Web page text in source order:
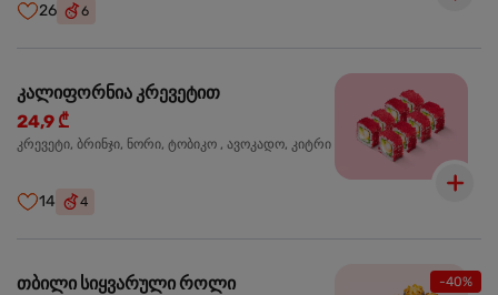
26 6
კალიფორნია კრევეტით
24,9 ₾
კრევეტი, ბრინჯი, ნორი, ტობიკო , ავოკადო, კიტრი
14 4
-40%
თბილი სიყვარული როლი